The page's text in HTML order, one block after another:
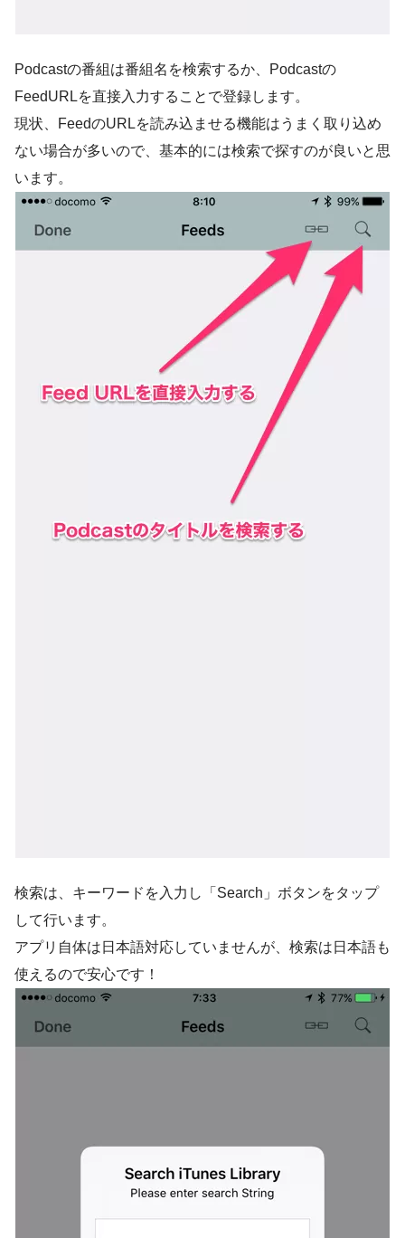
Podcastの番組は番組名を検索するか、
Podcastの
FeedURLを直接入力する ことで登録します。
現状、FeedのURLを読み込ませる機能はうまく取り込め
ない場合が多いので、基本的には検索で探すのが良いと思
います。
検索は、キーワードを入力し「Search」ボタンをタップ
して行います。
アプリ自体は日本語対応していませんが、検索は日本語も
使えるので安心です！